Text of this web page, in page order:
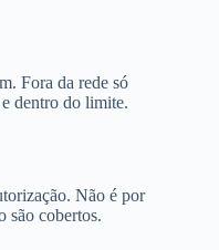
Fora da rede só
dentro do limite.
Não é por
são cobertos.